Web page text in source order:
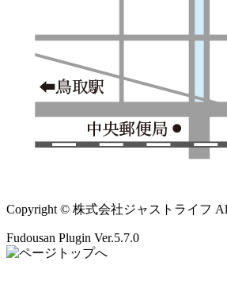
Copyright © 株式会社ジャストライフ All
Fudousan Plugin Ver.5.7.0